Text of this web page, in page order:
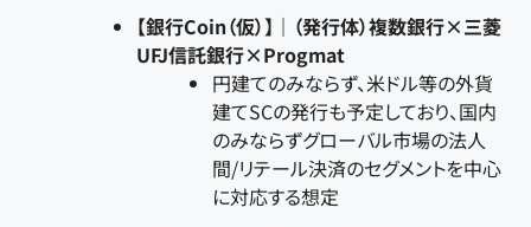
【銀行Coin（仮）】｜（発行体）複数銀行×三菱
UFJ信託銀行×Progmat
円建てのみならず、米ドル等の外貨
建てSCの発行も予定しており、国内
のみならずグローバル市場の法人
間/リテール決済のセグメントを中心
に対応する想定